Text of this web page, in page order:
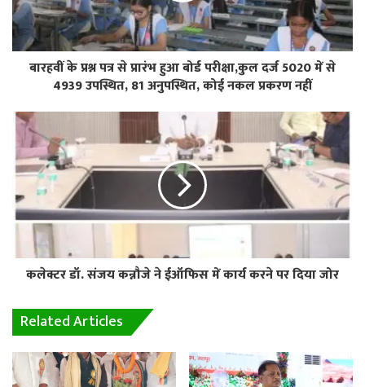
बारहवीं के प्रश्न पत्र से प्रारंभ हुआ बोर्ड परीक्षा,कुल दर्ज 5020 में से
4939 उपस्थित, 81 अनुपस्थित, कोई नकल प्रकरण नहीं
कलेक्टर डॉ. संजय कन्नौजे ने ईऑफिस में कार्य करने पर दिया जोर
Related Articles